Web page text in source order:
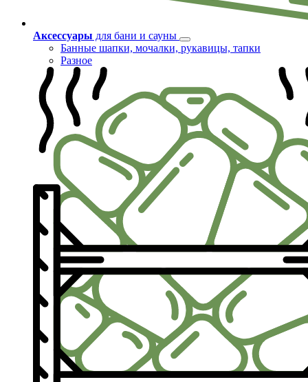
Аксессуары для бани и сауны
Банные шапки, мочалки, рукавицы, тапки
Разное